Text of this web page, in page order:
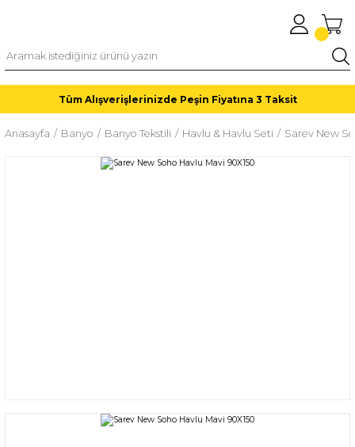
Tüm Alışverişlerinizde Peşin Fiyatına 3 Taksit
Anasayfa Banyo Banyo Tekstili Havlu & Havlu Seti Sarev New